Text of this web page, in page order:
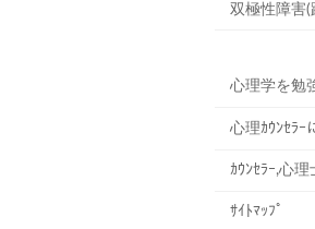
双極性障
心理学を勉
心理ｶｳﾝｾﾗｰ
ｶｳﾝｾﾗｰ,心理
ｻｲﾄﾏｯﾌﾟ